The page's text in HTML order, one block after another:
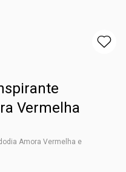
Vermelha
Amora Vermelha e